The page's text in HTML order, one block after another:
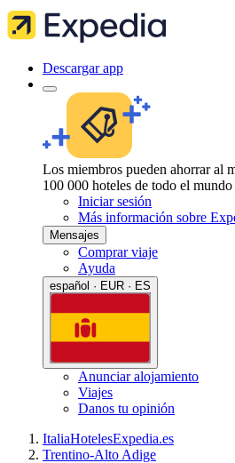
Descargar app
Los miembros pueden ahorrar al
100 000 hoteles de todo el
Iniciar sesión
Más información sobre
Mensajes
Comprar viaje
Ayuda
español · EUR · ES
Anunciar alojamiento
Viajes
Danos tu opinión
ItaliaHotelesExpedia.es
Trentino-Alto Adige